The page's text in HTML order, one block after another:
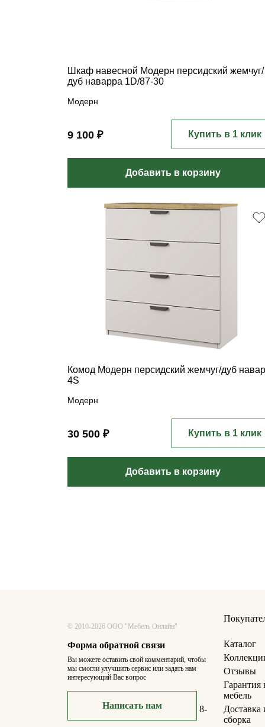
Шкаф навесной Модерн персидский жемчуг/
дуб наварра 1D/87-30
Модерн
9 100 ₽ Купить в 1 клик
Добавить в корзину
Комод Модерн персидский жемчуг/дуб
4S
Модерн
30 500 ₽ Купить в 1 клик
Добавить в корзину
© 2010-2026 ООО "Мебель Онлайн"
Форма обратной связи
Вы можете оставить свой комментарий, чтобы
мы смогли улучшить сервис или задать нам
интересующий Вас вопрос
Написать нам 8-
Каталог
Отзывы
Гарантия
мебель
Доставка
сборка